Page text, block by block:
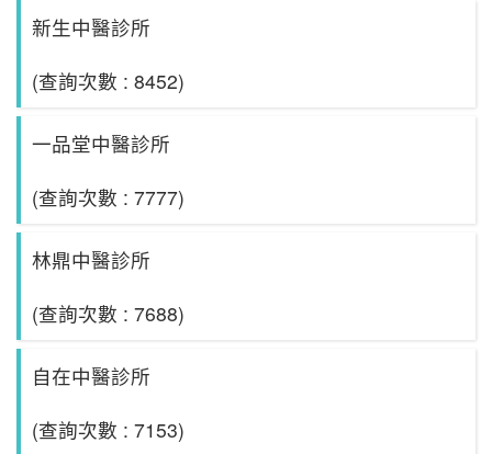
新生中醫診所
(查詢次數 : 8452)
一品堂中醫診所
(查詢次數 : 7777)
林鼎中醫診所
(查詢次數 : 7688)
自在中醫診所
(查詢次數 : 7153)